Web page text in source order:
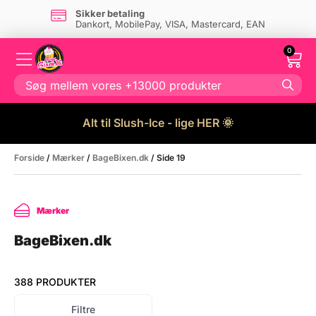
Sikker betaling
Dankort, MobilePay, VISA, Mastercard, EAN
0
Alt til Slush-Ice - lige HER 🌞
Forside / Mærker / BageBixen.dk / Side 19
Mærker
BageBixen.dk
388 PRODUKTER
Filtre